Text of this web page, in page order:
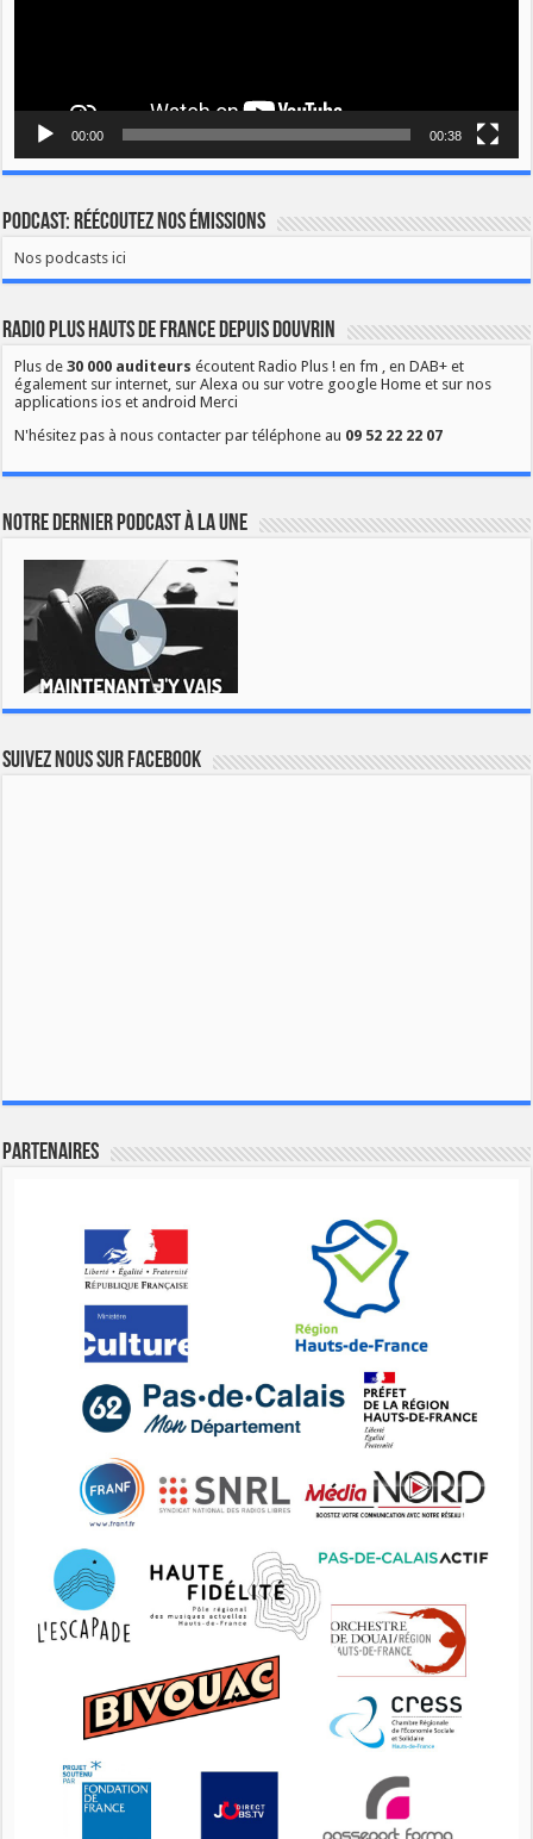
00:00 00:38
Podcast: Réécoutez nos émissions
Nos podcasts ici
Radio Plus Hauts de France depuis Douvrin
Plus de30 000 auditeurs écoutent Radio Plus ! en fm , en DAB+ et
également sur internet, sur Alexa ou sur votre google Home et sur nos
applications ios et android Merci
N'hésitez pas à nous contacter par téléphone au 09 52 22 22 07
Notre dernier podcast à la une
Suivez nous sur Facebook
Partenaires